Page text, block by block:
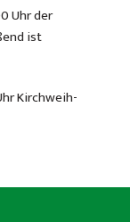
Uhr der
ist
Kirchweih-